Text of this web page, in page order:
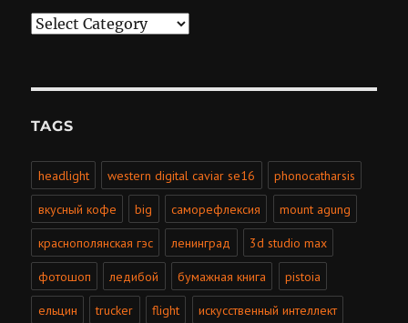
Categories
TAGS
headlight western digital caviar se16 phonocatharsis
вкусный кофе big саморефлексия mount agung
краснополянская гэс ленинград 3d studio max
фотошоп ледибой бумажная книга pistoia
ельцин trucker flight искусственный интеллект